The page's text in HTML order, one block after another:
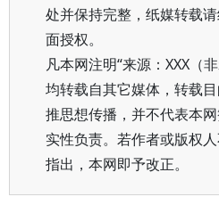
处并保持完整，纸媒转载
面授权。
凡本网注明“来源：XXX（
均转载自其它媒体，转载
推思想传播，并不代表本
实性负责。若作者或版权
指出，本网即予改正。